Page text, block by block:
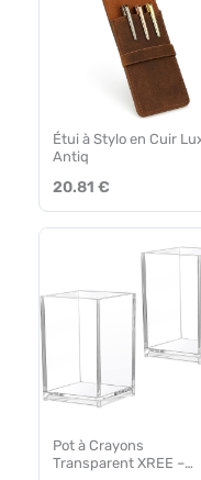
Étui à Stylo en Cuir
Antiq
20.81 €
Pot à Crayons
Transparent XREE –